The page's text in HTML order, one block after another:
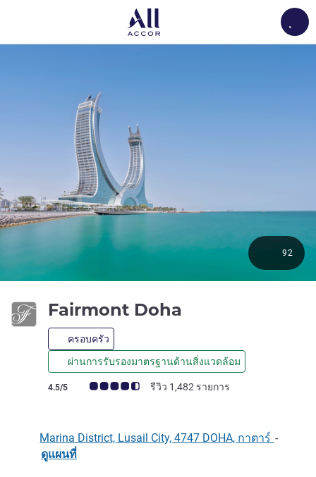
Fairmont Doha
ครอบครัว
ผ่านการรับรองมาตรฐานด้านสิ่งแวดล้อม
คะแนนความคิดเห็นจากแขก (เรทติ้งบน ALL)
4.5/5 รีวิว 1,482 รายการ
92
Marina District, Lusail City, 4747 DOHA, กาตาร์ -
ดูแผนที่